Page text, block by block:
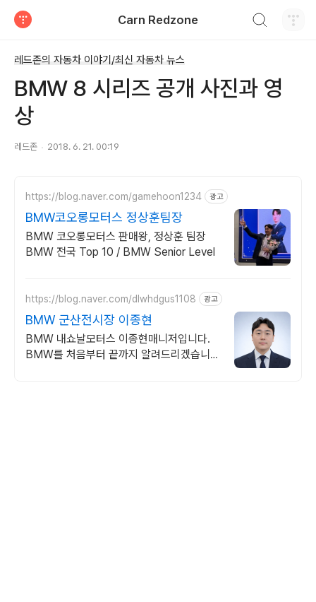
Carn Redzone
레드존의 자동차 이야기/최신 자동차 뉴스
BMW 8 시리즈 공개 사진과 영
상
레드존 2018. 6. 21. 00:19
https://blog.naver.com/gamehoon1234 광고
BMW코오롱모터스 정상훈팀장
BMW 코오롱모터스 판매왕, 정상훈 팀장
BMW 전국 Top 10 / BMW Senior Level
https://blog.naver.com/dlwhdgus1108 광고
BMW 군산전시장 이종현
BMW 내쇼날모터스 이종현매니저입니다.
BMW를 처음부터 끝까지 알려드리겠습니